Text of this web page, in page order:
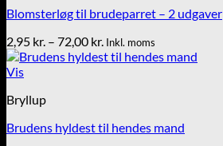
Blomsterløg til brudeparret – 2 udgaver
2,95 kr. – 72,00 kr. Prisinterval:
2,95 kr.
Inkl. moms
Vis
Bryllup
Brudens hyldest til hendes mand